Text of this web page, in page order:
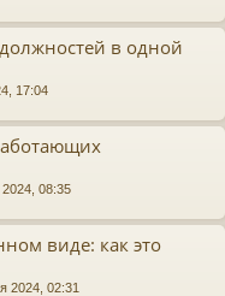
в одной
17:04
08:35
виде: как это
2024, 02:31